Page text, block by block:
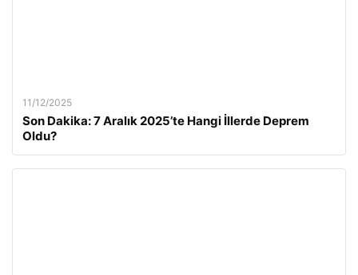
11/12/2025
Son Dakika: 7 Aralık 2025’te Hangi İllerde Deprem
Oldu?